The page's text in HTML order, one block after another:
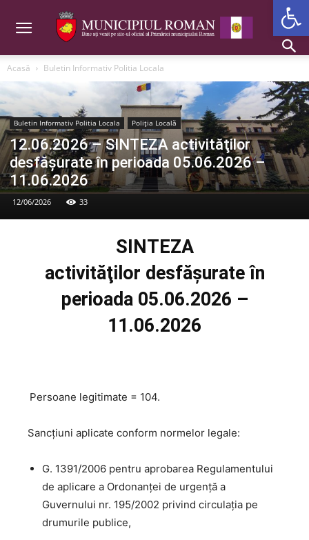
Acasă Buletin Informativ Politia Locala
Buletin Informativ Politia Locala Poliția Locală
12.06.2026 – SINTEZA activităţilor
desfăşurate în perioada 05.06.2026 –
11.06.2026
12/06/2026 33
SINTEZA
activităţilor desfăşurate în
perioada 05.06.2026 –
11.06.2026
Persoane legitimate = 104.
Sancțiuni aplicate conform normelor legale:
G. 1391/2006 pentru aprobarea Regulamentului
de aplicare a Ordonanţei de urgenţă a
Guvernului nr. 195/2002 privind circulaţia pe
drumurile publice,